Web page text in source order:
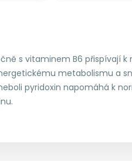
s vitaminem B6 přispívají
metabolismu a
pyridoxin napomáhá k